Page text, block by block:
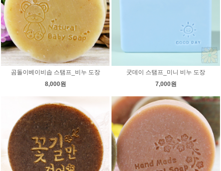
곰돌이베이비솝 스탬프_비누 도장
8,000원
굿데이 스탬프_미니 비누 도장
7,000원